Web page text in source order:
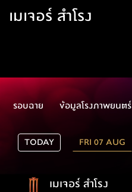
เมเจอร์ สำโรง
รอบฉาย ข้อมูลโรงภาพยนตร์
TODAY FRI 07 AUG
เมเจอร์ สำโรง